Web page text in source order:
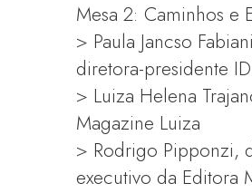
Mesa 2: Caminhos e
> Paula Jancso
diretora-presidente
> Luiza Helena
Magazine Luiza
> Rodrigo Pipponzi,
executivo da Editora